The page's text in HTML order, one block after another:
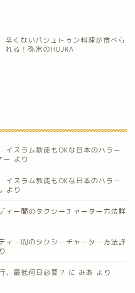
辛くないパシュトゥン料理が食べら
れる！弥富のHUJRA
スラム教徒もOKな日本のハラー
ー より
スラム教徒もOKな日本のハラー
より
ィー間のタクシーチャーター方法詳
ィー間のタクシーチャーター方法詳
、最低何日必要？ に みあ より